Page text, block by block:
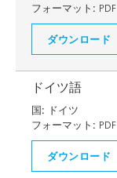
フォーマット: PDF
ダウンロード
ドイツ語
国: ドイツ
フォーマット: PDF
ダウンロード